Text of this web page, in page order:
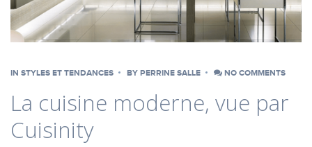
IN STYLES ET TENDANCES BY PERRINE SALLE NO COMMENTS
La cuisine moderne, vue par
Cuisinity